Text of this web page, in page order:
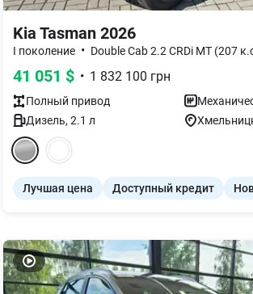
Kia Tasman 2026
I поколение • Double Cab 2.2 CRDi MT (207
41 051 $ • 1 832 100 грн
Полный привод
Дизель, 2.1 л
Лучшая цена Доступный кредит